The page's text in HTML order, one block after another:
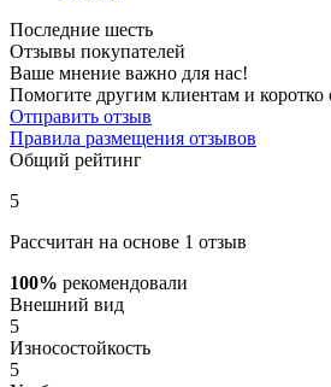
Последние шесть
Отзывы покупателей
Ваше мнение важно для нас!
Помогите другим клиентам и
Отправить отзыв
Правила размещения отзывов
Общий рейтинг
5
Рассчитан на основе 1 отзыв
100% рекомендовали
Внешний вид
5
Износостойкость
5